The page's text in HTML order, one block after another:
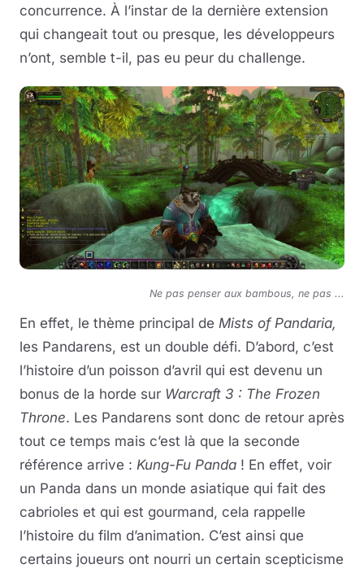
concurrence. À l’instar de la dernière extension
qui changeait tout ou presque, les développeurs
n’ont, semble t-il, pas eu peur du challenge.
Ne pas penser aux bambous, ne pas ...
En effet, le thème principal de Mists of Pandaria,
les Pandarens, est un double défi. D’abord, c’est
l’histoire d’un poisson d’avril qui est devenu un
bonus de la horde sur Warcraft 3 : The Frozen
Throne. Les Pandarens sont donc de retour après
tout ce temps mais c’est là que la seconde
référence arrive : Kung-Fu Panda ! En effet, voir
un Panda dans un monde asiatique qui fait des
cabrioles et qui est gourmand, cela rappelle
l’histoire du film d’animation. C’est ainsi que
certains joueurs ont nourri un certain scepticisme